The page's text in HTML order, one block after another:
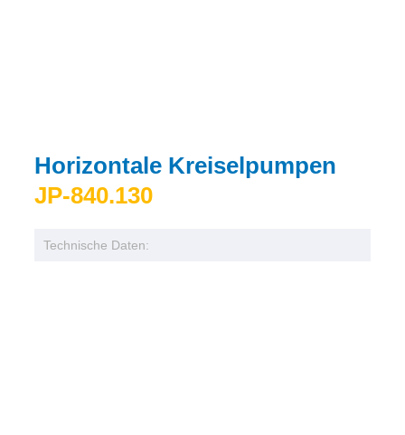
Horizontale Kreiselpumpen
JP-840.130
Technische Daten: